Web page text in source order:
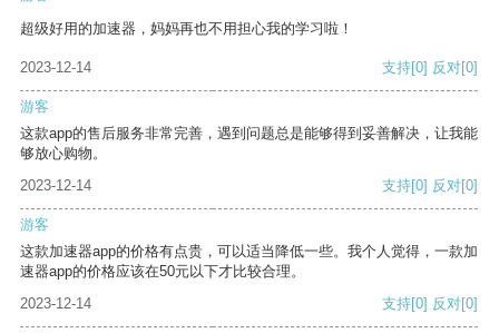
超级好用的加速器，妈妈再也不用担心我的学习啦！
2023-12-14 支持[0] 反对[0]
游客
这款app的售后服务非常完善，遇到问题总是能够得到妥善解决，让我能
够放心购物。
2023-12-14
支持[0] 反对[0]
游客
这款加速器app的价格有点贵，可以适当降低一些。我个人觉得，一款加
速器app的价格应该在50元以下才比较合理。
2023-12-14
支持[0] 反对[0]